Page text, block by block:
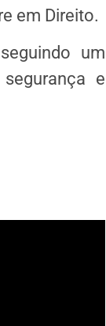
em Direito.
um
e